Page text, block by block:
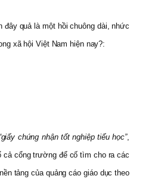
quả là một hồi chuông dài, nhức
xã hội Việt Nam hiện nay?:
“giấy chứng nhận tốt nghiệp tiểu học”,
cổng trường để cố tìm cho ra các
tảng của quảng cáo giáo dục theo